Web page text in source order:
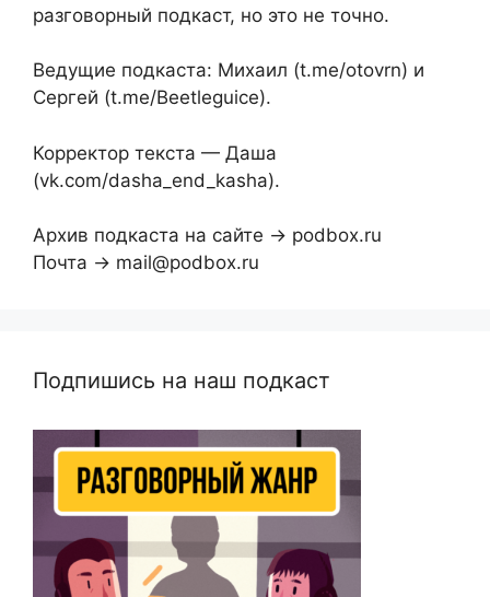
разговорный подкаст, но это не точно.
Ведущие подкаста: Михаил (t.me/otovrn) и
Сергей (t.me/Beetleguice).
Корректор текста — Даша
(vk.com/dasha_end_kasha).
Архив подкаста на сайте → podbox.ru
Почта → mail@podbox.ru
Подпишись на наш подкаст